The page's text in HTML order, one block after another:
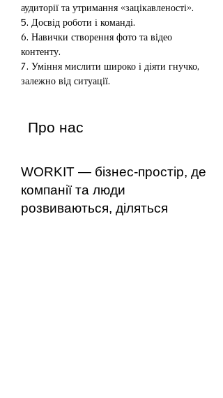
аудиторії та утримання «зацікавленості».
5. Досвід роботи і команді.
6. Навички створення фото та відео
контенту.
7. Уміння мислити широко і діяти гнучко,
залежно від ситуації.
Про нас
WORKIT — бізнес-простір, де
компанії та люди
розвиваються, діляться